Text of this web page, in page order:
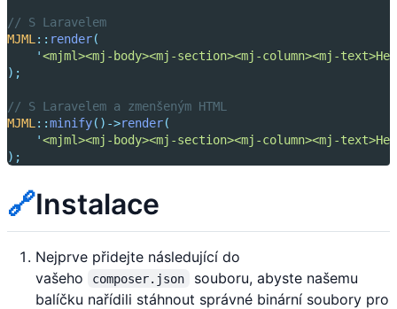
// S Laravelem
MJML :: render(
'<mjml><mj-body><mj-section><mj-column><mj-
);
// S Laravelem a zmenšeným HTML
MJML ::minify()->render(
'<mjml><mj-body><mj-section><mj-column><mj-
);
🔗Instalace
Nejprve přidejte následující do
vašeho
composer.json
souboru, abyste našemu
balíčku nařídili stáhnout správné binární soubory pro